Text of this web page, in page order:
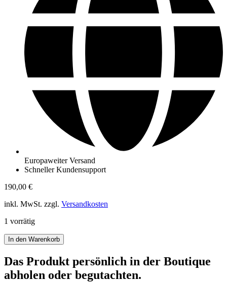
Europaweiter Versand
Schneller Kundensupport
190,00 €
inkl. MwSt. zzgl. Versandkosten
1 vorrätig
GUCCI
Sonnenbrille
Menge
In den Warenkorb
Das Produkt persönlich in der Boutique
abholen oder begutachten.